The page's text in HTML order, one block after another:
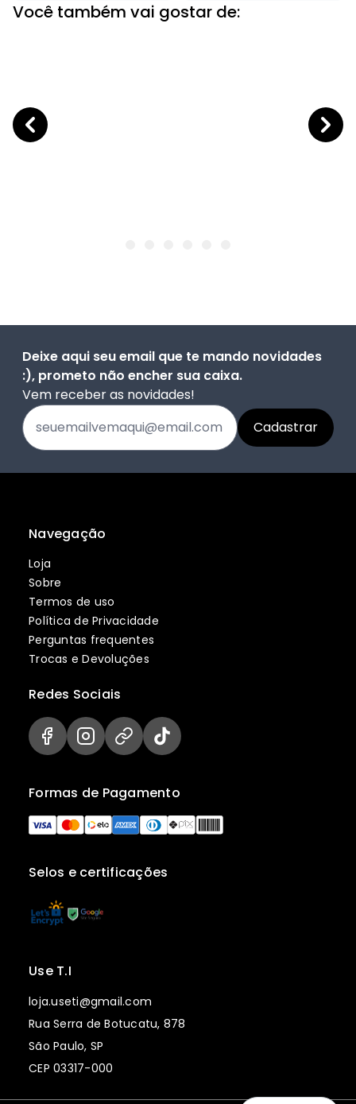
Você também vai gostar de:
Deixe aqui seu email que te mando novidades
:), prometo não encher sua caixa.
Vem receber as novidades!
Navegação
Loja
Sobre
Termos de uso
Política de Privacidade
Perguntas frequentes
Trocas e Devoluções
Selos e certificações
Formas de Pagamento
Redes Sociais
Use T.I
loja.useti@gmail.com
Rua Serra de Botucatu, 878
São Paulo, SP
CEP 03317-000